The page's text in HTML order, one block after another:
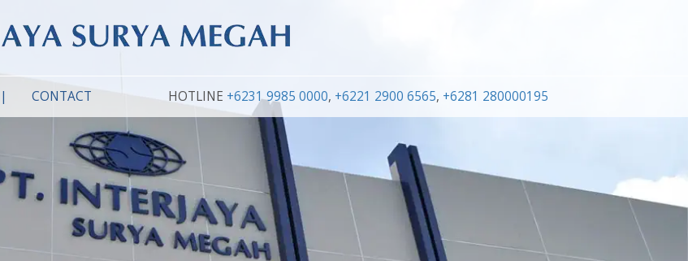
CONTACT HOTLINE +6231 9985 0000, +6221 2900 6565, +6281 280000195